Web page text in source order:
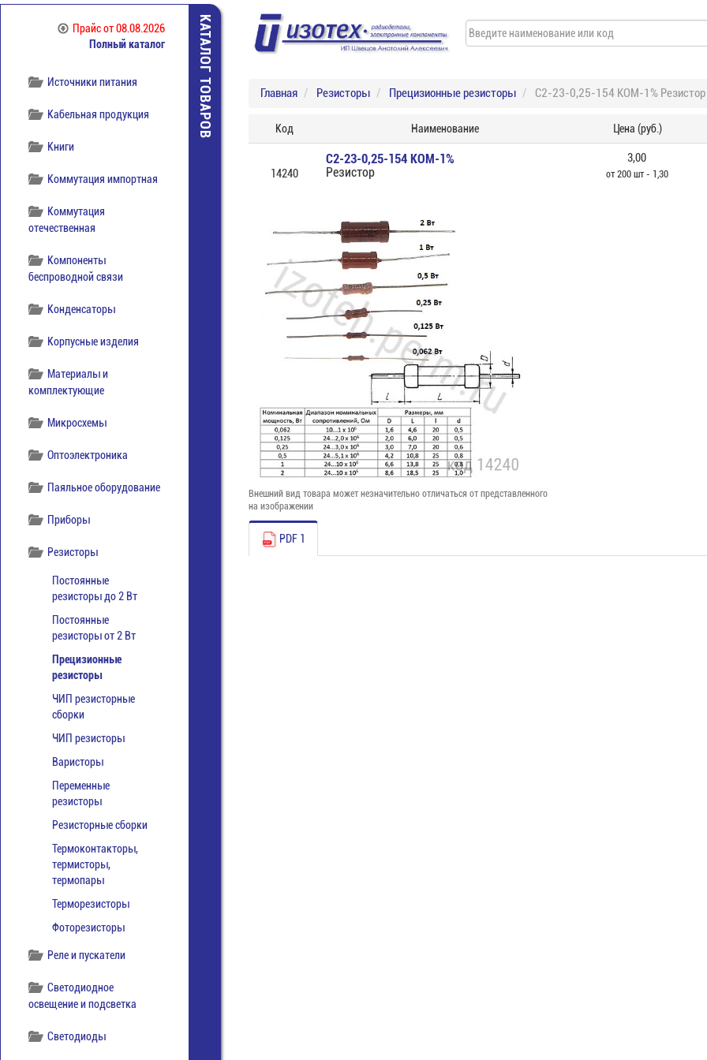
Прайсот 08.08.2026
Полный каталог
Инструмент
Источники питания
Кабельная продукция
Книги
Коммутация импортная
Коммутация
отечественная
Компоненты
беспроводной связи
Конденсаторы
Корпусные изделия
Материалы и
комплектующие
Микросхемы
Оптоэлектроника
Паяльное оборудование
Приборы
Резисторы
Постоянные
резисторы до 2 Вт
Постоянные
резисторы от 2 Вт
Прецизионные
резисторы
ЧИП резисторные
сборки
ЧИП резисторы
Варисторы
Переменные
резисторы
Резисторные сборки
Термоконтакторы,
термисторы,
термопары
Терморезисторы
Фоторезисторы
Реле и пускатели
Светодиодное
освещение и подсветка
Светодиоды
КАТАЛОГ ТОВАРОВ Главная Резисторы Прецизионные резисторы С2-23-0,25-154 КОМ-1% Резистор
Код Наименование Цена (руб.)
14240
С2-23-0,25-154 КОМ-1%
Резистор
3,00
от 200 шт - 1,30
Внешний вид товара может незначительно отличаться от представленного
на изображении
PDF 1